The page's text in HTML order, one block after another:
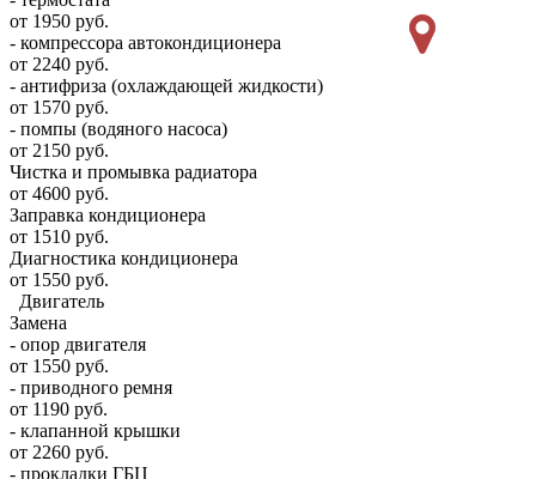
от 1950 руб.
- компрессора автокондиционера
от 2240 руб.
- антифриза (охлаждающей жидкости)
от 1570 руб.
- помпы (водяного насоса)
от 2150 руб.
Чистка и промывка радиатора
от 4600 руб.
Заправка кондиционера
от 1510 руб.
Диагностика кондиционера
от 1550 руб.
Двигатель
Замена
- опор двигателя
от 1550 руб.
- приводного ремня
от 1190 руб.
- клапанной крышки
от 2260 руб.
- прокладки ГБЦ